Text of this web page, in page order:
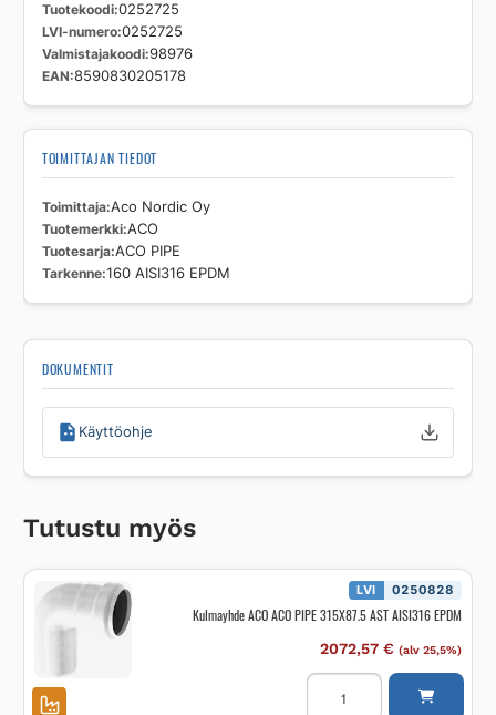
Tuotekoodi 0252725
LVI-numero 0252725
Valmistajakoodi 98976
EAN 8590830205178
TOIMITTAJAN TIEDOT
Toimittaja Aco Nordic Oy
Tuotemerkki ACO
Tuotesarja ACO PIPE
Tarkenne 160 AISI316 EPDM
DOKUMENTIT
Käyttöohje
Tutustu myös
LVI 0250828
Kulmayhde ACO ACO PIPE 315X87.5 AST AISI316 EPDM
2072,57 € (alv 25,5%)
Kulmayhde